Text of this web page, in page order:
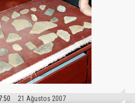
21 Ağustos 2007